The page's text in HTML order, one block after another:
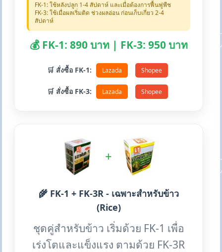
FK-1: ใช้หลังปลูก 1-4 สัปดาห์ และเมื่อต้องการฟื้นฟูพืช
FK-3: ใช้เมื่อผลเริ่มติด ช่วงผลอ่อน ก่อนเก็บเกี่ยว 2-4
สัปดาห์
💰 FK-1: 890 บาท | FK-3: 950 บาท
🛒 สั่งซื้อ FK-1: Lazada Shopee
🛒 สั่งซื้อ FK-3: Lazada Shopee
+
🌾 FK-1 + FK-3R - เฉพาะสำหรับข้าว
(Rice)
ชุดคู่สำหรับข้าว เริ่มด้วย FK-1 เพื่อ
เร่งโตและแข็งแรง ตามด้วย FK-3R